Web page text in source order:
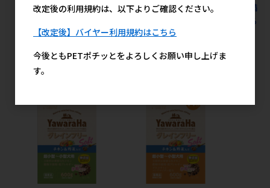
すべての犬用フード スタンダードドライ･半生 小袋･箱1kg未満
の人気商品を見る
マルカン サンライズ(直送)の人気商品
改定後の利用規約は、以下よりご確認ください。
【改定後】バイヤー利用規約はこちら
今後ともPETポチッとをよろしくお願い申し上げま
す。